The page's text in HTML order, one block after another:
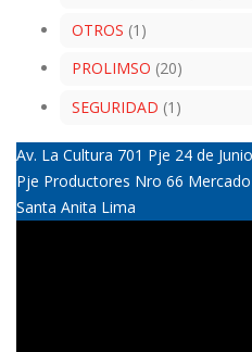
OTROS (1)
PROLIMSO (20)
SEGURIDAD (1)
Av. La Cultura 701 Pje 24 de
Pje Productores Nro 66
Santa Anita Lima